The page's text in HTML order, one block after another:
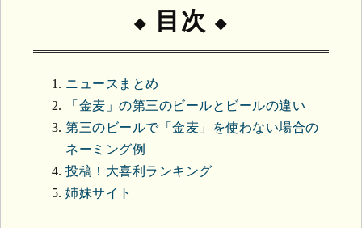
目次
ニュースまとめ
「金麦」の第三のビールとビールの違い
第三のビールで「金麦」を使わない場合の
ネーミング例
投稿！大喜利ランキング
姉妹サイト